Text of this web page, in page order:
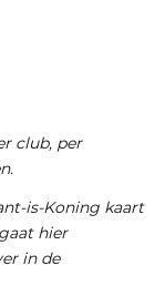
club, per
is-Koning kaart
hier
in de